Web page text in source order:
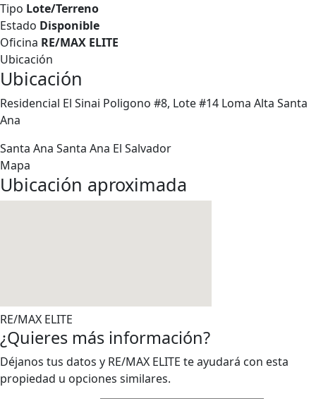
Tipo Lote/Terreno
Estado Disponible
Oficina RE/MAX ELITE
Ubicación
Ubicación
Residencial El Sinai Poligono #8, Lote #14 Loma Alta Santa
Ana
Santa Ana Santa Ana El Salvador
Mapa
Ubicación aproximada
RE/MAX ELITE
¿Quieres más información?
Déjanos tus datos y RE/MAX ELITE te ayudará con esta
propiedad u opciones similares.